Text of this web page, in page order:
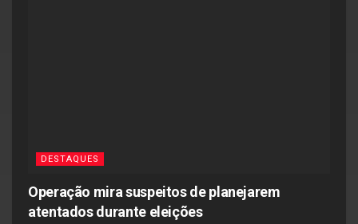
DESTAQUES
Operação mira suspeitos de planejarem
atentados durante eleições